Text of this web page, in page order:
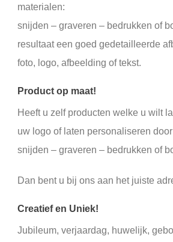
materialen:
snijden – graveren – bedrukken of
resultaat een goed gedetailleerde
foto, logo, afbeelding of tekst.
Product op maat!
Heeft u zelf producten welke u wilt
uw logo of laten personaliseren
snijden – graveren – bedrukken of
Dan bent u bij ons aan het juiste
Creatief en Uniek!
Jubileum, verjaardag, huwelijk,